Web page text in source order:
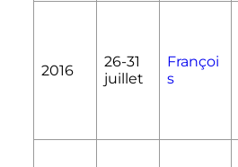
2016
26-31
juillet
Françoi
s